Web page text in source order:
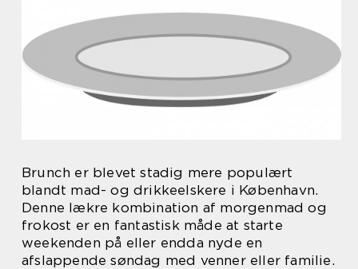
Brunch er blevet stadig mere populært
blandt mad- og drikkeelskere i København.
Denne lækre kombination af morgenmad og
frokost er en fantastisk måde at starte
weekenden på eller endda nyde en
afslappende søndag med venner eller familie.